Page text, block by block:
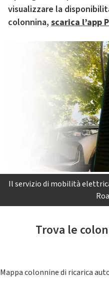
visualizzare la
colonnina, scarica l’app
Il servizio di mobilità
Trova le
Mappa colonnine di ricarica